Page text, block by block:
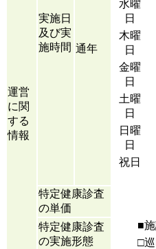
運営
に関
する
情報
実施日
及び実
施時間 通年
水曜
日
木曜
日
金曜
日
土曜
日
日曜
日
祝日
特定健康診査
の単価
特定健康診査
の実施形態
■
□